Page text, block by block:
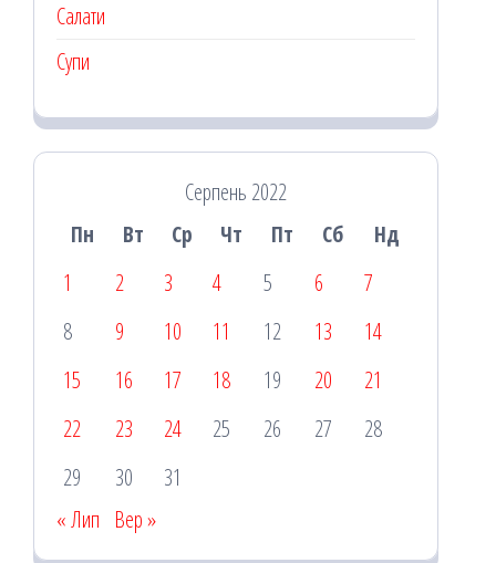
Салати
Супи
Серпень 2022
Пн
Вт Ср Чт Пт Сб
Нд
1
2 3 4 5 6
7
8
9 10 11 12 13
14
15
16 17 18 19 20
21
22
23 24 25 26 27
28
29
30
31
« Лип Вер »